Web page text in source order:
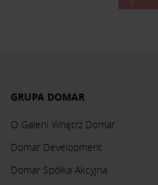
GRUPA DOMAR
O Galerii Wnętrz Domar
Domar Development
Domar Spółka Akcyjna